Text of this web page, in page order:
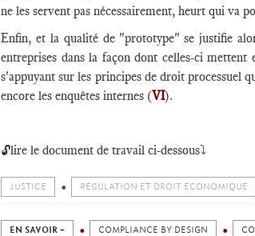
ne les servent pas nécessairement, heurt qui va
Enfin, et la qualité de "prototype" se justifie
entreprises dans la façon dont celles-ci
s'appuyant sur les principes de droit processuel
encore les enquêtes internes (VI).
🔓lire le document de travail ci-dessous⤵️
JUSTICE RÉGULATION ET DROIT ÉCONOMIQUE
EN SAVOIR + COMPLIANCE BY DESIGN